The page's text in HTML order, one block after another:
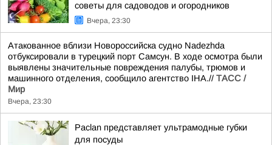
советы для садоводов и огородников
Вчера, 23:30
Атакованное вблизи Новороссийска судно Nadezhda
отбуксировали в турецкий порт Самсун. В ходе осмотра были
выявлены значительные повреждения палубы, трюмов и
машинного отделения, сообщило агентство IHA.// ТАСС /
Мир
Вчера, 23:30
Paclan представляет ультрамодные губки
для посуды